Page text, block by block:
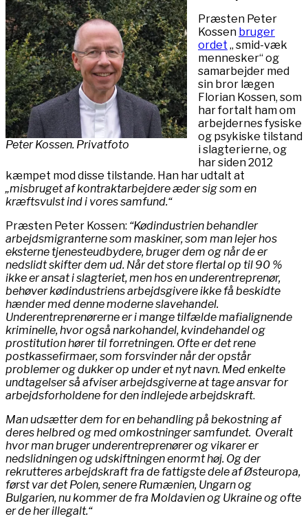
Peter Kossen. Privatfoto
Præsten Peter
Kossen bruger
ordet „ smid-væk
mennesker“ og
samarbejder med
sin bror lægen
Florian Kossen, som
har fortalt ham om
arbejdernes fysiske
og psykiske tilstand
i slagterierne, og
har siden 2012
kæmpet mod disse tilstande. Han har udtalt at
„misbruget af kontraktarbejdere æder sig som en
kræftsvulst ind i vores samfund.“
Præsten Peter Kossen: “Kødindustrien behandler
arbejdsmigranterne som maskiner, som man lejer hos
eksterne tjenesteudbydere, bruger dem og når de er
nedslidt skifter dem ud. Når det store flertal op til 90 %
ikke er ansat i slagteriet, men hos en underentreprenør,
behøver kødindustriens arbejdsgivere ikke få beskidte
hænder med denne moderne slavehandel.
Underentreprenørerne er i mange tilfælde mafialignende
kriminelle, hvor også narkohandel, kvindehandel og
prostitution hører til forretningen. Ofte er det rene
postkassefirmaer, som forsvinder når der opstår
problemer og dukker op under et nyt navn. Med enkelte
undtagelser så afviser arbejdsgiverne at tage ansvar for
arbejdsforholdene for den indlejede arbejdskraft.
Man udsætter dem for en behandling på bekostning af
deres helbred og med omkostninger samfundet. Overalt
hvor man bruger underentreprenører og vikarer er
nedslidningen og udskiftningen enormt høj. Og der
rekrutteres arbejdskraft fra de fattigste dele af Østeuropa,
først var det Polen, senere Rumænien, Ungarn og
Bulgarien, nu kommer de fra Moldavien og Ukraine og ofte
er de her illegalt.“